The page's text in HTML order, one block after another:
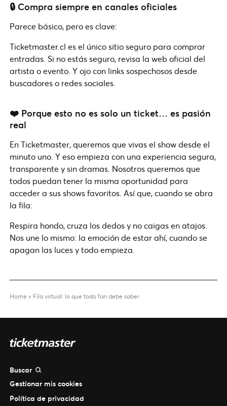
🔒 Compra siempre en canales oficiales
Parece básico, pero es clave:
Ticketmaster.cl es el único sitio seguro para comprar
entradas. Si no estás seguro, revisa la web oficial del
artista o evento. Y ojo con links sospechosos desde
buscadores o redes sociales.
❤️ Porque esto no es solo un ticket… es pasión
real
En Ticketmaster, queremos que vivas el show desde el
minuto uno. Y eso empieza con una experiencia segura,
transparente y sin dramas. Nosotros queremos que
todos puedan tener la misma oportunidad para
acceder a sus shows favoritos. Así que, cuando se abra
la fila:
Respira hondo, cruza los dedos y no caigas en atajos.
Nos une lo mismo: la emoción de estar ahí, cuando se
apagan las luces y todo empieza.
Home » Fila virtual: lo que todo fan debe saber
Buscar
Gestionar mis cookies
Política de privacidad